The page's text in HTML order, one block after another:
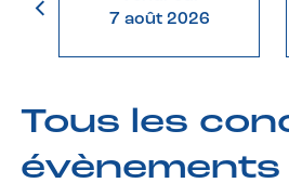
7 août 2026
Tous les
évènements